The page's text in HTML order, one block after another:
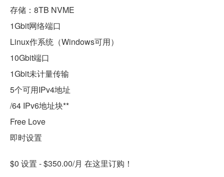
存储：8TB NVME
1Gbit网络端口
Linux作系统（Windows可用）
10Gbit端口
1Gbit未计量传输
5个可用IPv4地址
/64 IPv6地址块**
Free Love
即时设置
$0 设置 - $350.00/月 在这里订购！